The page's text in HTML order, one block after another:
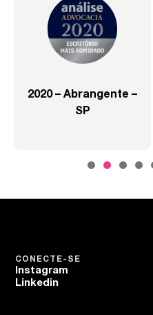
2020 – Abrangente –
SP
CONECTE-SE
Instagram
Linkedin